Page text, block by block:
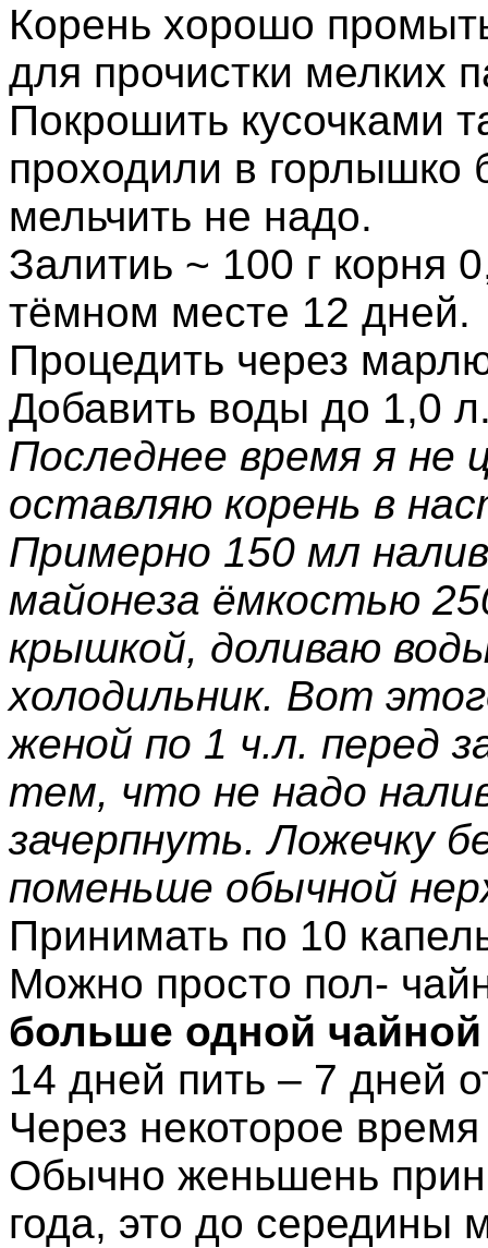
Корень хорошо
для прочистки мелких
Покрошить кусочками
проходили в горлышко
мельчить не надо.
Залитиь ~ 100 г корня
тёмном месте 12 дней.
Процедить через
Добавить воды до 1,0
Последнее время я не
оставляю корень в
Примерно 150 мл
майонеза ёмкостью
крышкой, доливаю
холодильник. Вот
женой по 1 ч.л. перед
тем, что не надо
зачерпнуть. Ложечку
поменьше обычной
Принимать по 10
Можно просто пол-
больше одной
14 дней пить – 7 дней
Через некоторое
Обычно женьшень
года, это до середины